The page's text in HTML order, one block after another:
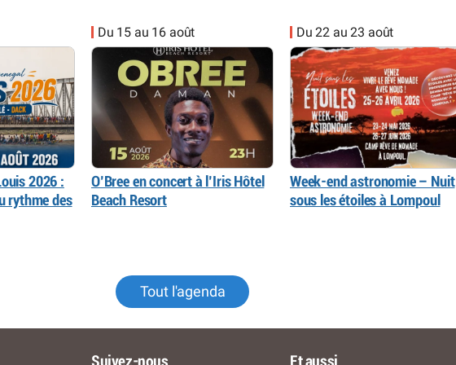
2026 :
rythme des
Du 15 au 16 août
O’Bree en concert à l’Iris Hôtel
Beach Resort
Du 22 au 23 août
Week-end astronomie – Nuit
sous les étoiles à Lompoul
Tout l'agenda